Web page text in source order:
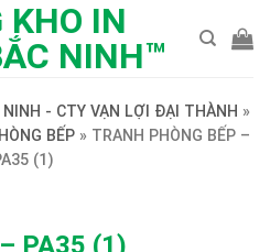
- CTY VẠN LỢI ĐẠI THÀNH »
BẾP » TRANH PHÒNG BẾP –
(1)